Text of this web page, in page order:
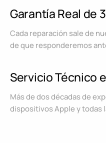
Garantía Real de
Cada reparación sale de
de que responderemos
Servicio Técnico
Más de dos décadas de
dispositivos Apple y todas